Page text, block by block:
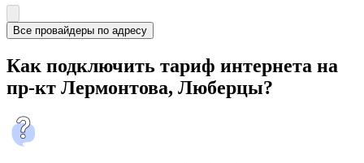
Все провайдеры по адресу
Как подключить тариф интернета на
пр-кт Лермонтова, Люберцы?